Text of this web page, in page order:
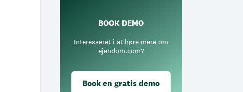
BOOK DEMO
Interesseret i at høre mere om
ejendom.com?
Book en gratis demo